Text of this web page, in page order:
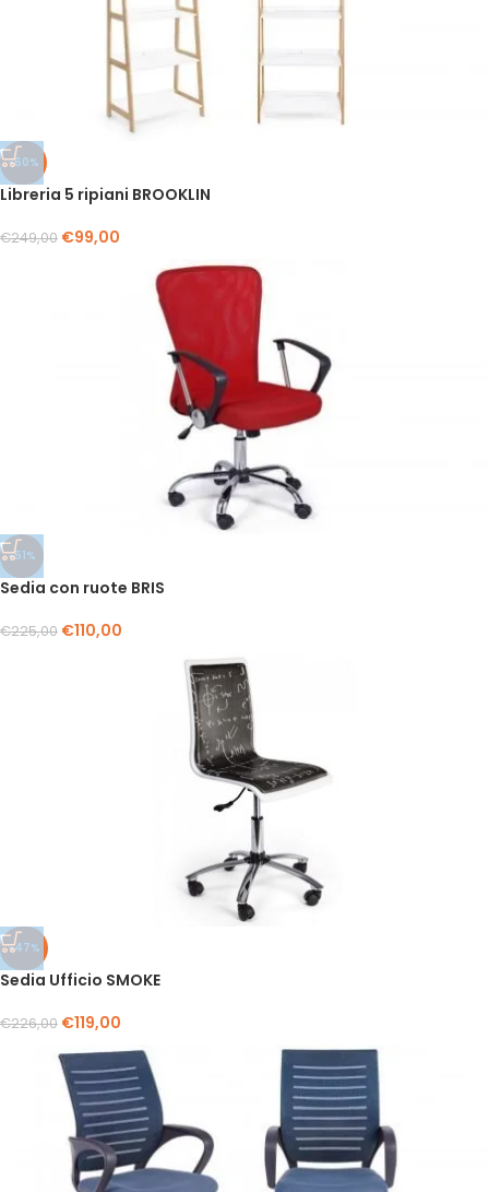
-60%
Libreria 5 ripiani BROOKLIN
€249,00 €99,00
-51%
Sedia con ruote BRIS
€225,00 €110,00
-47%
Sedia Ufficio SMOKE
€226,00 €119,00